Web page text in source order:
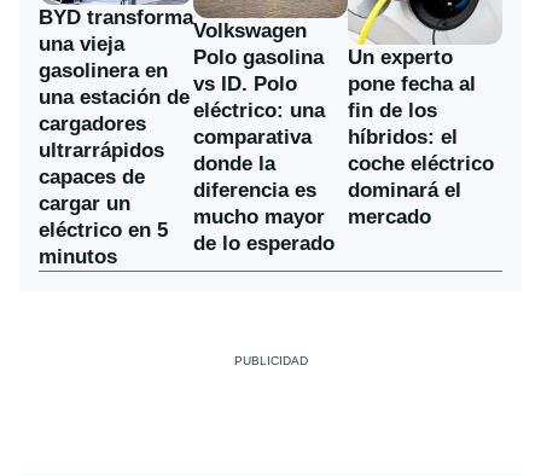
BYD transforma
una vieja
gasolinera en
una estación de
cargadores
ultrarrápidos
capaces de
cargar un
eléctrico en 5
minutos
Volkswagen
Polo gasolina
vs ID. Polo
eléctrico: una
comparativa
donde la
diferencia es
mucho mayor
de lo esperado
Un experto
pone fecha al
fin de los
híbridos: el
coche eléctrico
dominará el
mercado